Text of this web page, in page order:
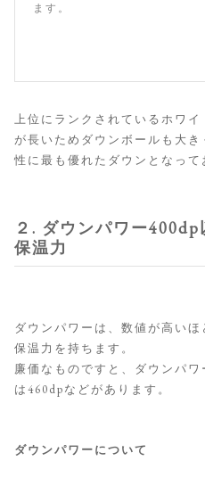
ます。
上位にランクされているホワ
が長いためダウンボールも大
性に最も優れたダウンとなって
２. ダウンパワー
保温力
ダウンパワーは、数値が高い
保温力を持ちます。
廉価なものですと、ダウンパ
は460dpなどがあります。
ダウンパワーについて